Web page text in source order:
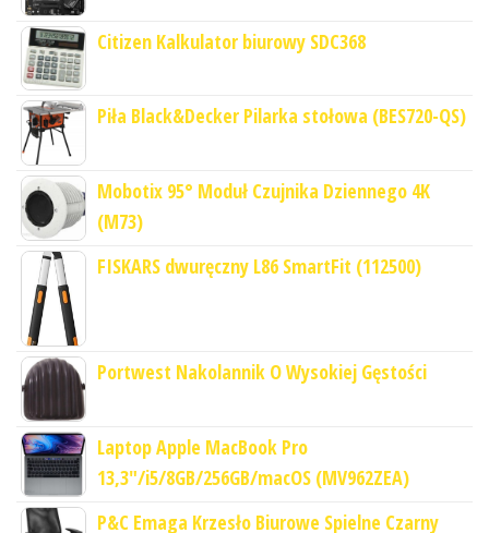
Citizen Kalkulator biurowy SDC368
Piła Black&Decker Pilarka stołowa (BES720-QS)
Mobotix 95° Moduł Czujnika Dziennego 4K
(M73)
FISKARS dwuręczny L86 SmartFit (112500)
Portwest Nakolannik O Wysokiej Gęstości
Laptop Apple MacBook Pro
13,3"/i5/8GB/256GB/macOS (MV962ZEA)
P&C Emaga Krzesło Biurowe Spielne Czarny